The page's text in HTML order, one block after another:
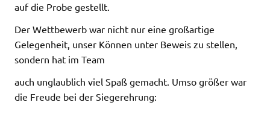
auf die Probe gestellt.
​Der Wettbewerb war nicht nur eine großartige
Gelegenheit, unser Können unter Beweis zu stellen,
sondern hat im Team
auch unglaublich viel Spaß gemacht. Umso größer war
die Freude bei der Siegerehrung: